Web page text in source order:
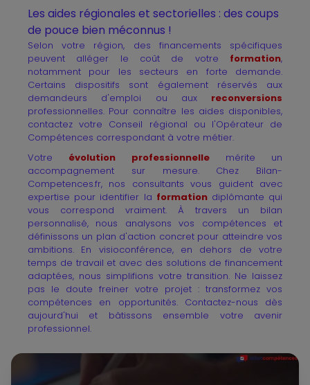
Les aides régionales et sectorielles : des coups
de pouce bien méconnus !
Selon votre région, des financements spécifiques
peuvent alléger le coût de votre formation,
notamment pour les secteurs en forte demande.
Certains dispositifs sont également réservés aux
demandeurs d'emploi ou aux reconversions
professionnelles. Pour connaître les aides disponibles,
contactez votre Conseil régional ou l'Opérateur de
Compétences correspondant à votre métier.
Votre évolution professionnellemérite un
accompagnement sur mesure. Chez Bilan-
Competences.fr, nos consultants vous guident avec
expertise pour identifier la formationdiplômante qui
vous correspond vraiment. À travers un bilan
personnalisé, nous analysons vos compétences et
définissons un plan d'action concret pour atteindre vos
ambitions. En visioconférence, en dehors de votre
temps de travail et avec des solutions de financement
adaptées, nous simplifions votre transition. Ne laissez
pas le doute freiner votre projet : transformez vos
compétences en opportunités. Contactez-nous dès
aujourd'hui et bâtissons ensemble votre avenir
professionnel.